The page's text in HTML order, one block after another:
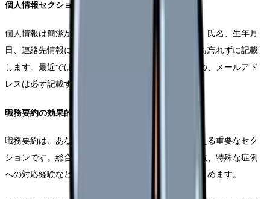
個人情報セクションの作成
個人情報は簡潔かつ正確に記載することが重要です。氏名、生年月
日、連絡先情報に加えて、助産師免許番号や取得年も忘れずに記載
します。最近では電子媒体での提出も増えているため、メールアド
レスは必ず記載するようにしましょう。
職務要約の効果的な書き方
職務要約は、あなたのキャリアの全体像を端的に伝える重要なセク
ションです。総合病院での勤務年数、分娩介助の件数、特殊な症例
への対応経験など、特に印象に残る実績を簡潔にまとめます。